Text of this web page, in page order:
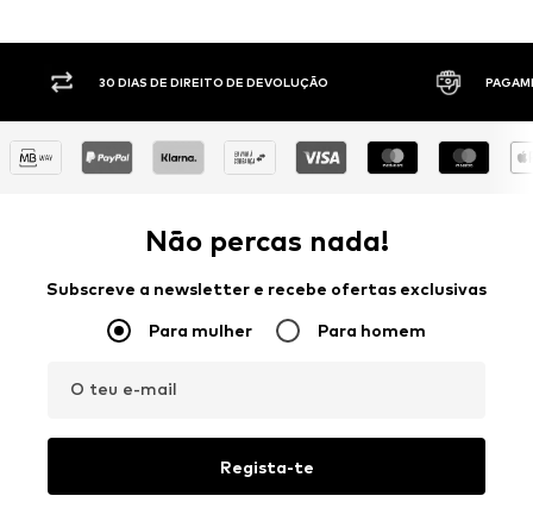
30 DIAS DE DIREITO DE DEVOLUÇÃO
Não percas nada!
Subscreve a newsletter e recebe ofertas exclusivas
Para mulher Para homem
O teu e-mail
Regista-te